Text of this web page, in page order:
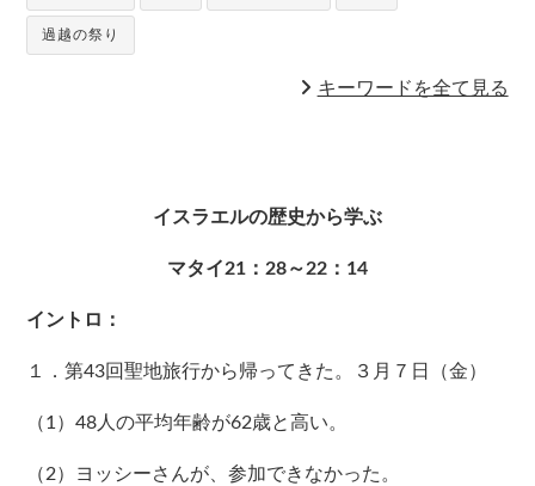
過越の祭り
キーワードを全て見る
イスラエルの歴史から学ぶ
マタイ21：28～22：14
イントロ：
１．第43回聖地旅行から帰ってきた。３月７日（金）
（1）48人の平均年齢が62歳と高い。
（2）ヨッシーさんが、参加できなかった。